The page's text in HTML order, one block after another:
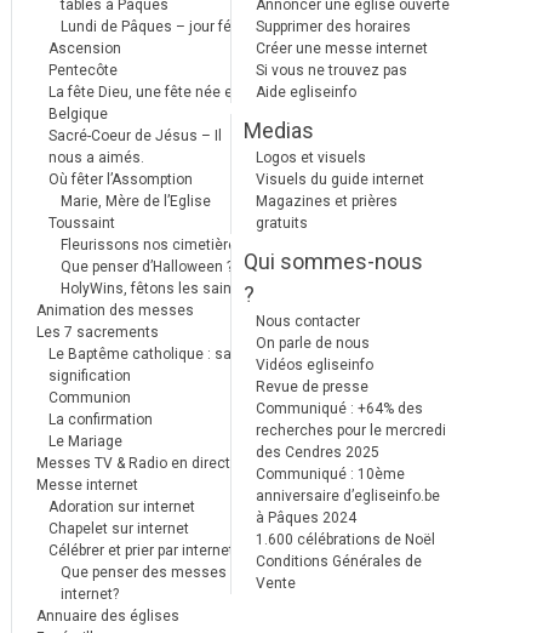
tables à Pâques
Lundi de Pâques – jour férié
Ascension
Pentecôte
La fête Dieu, une fête née en
Belgique
Sacré-Coeur de Jésus – Il
nous a aimés.
Où fêter l’Assomption
Marie, Mère de l’Eglise
Toussaint
Fleurissons nos cimetières
Que penser d’Halloween ?
HolyWins, fêtons les saints !
Animation des messes
Les 7 sacrements
Le Baptême catholique : sa
signification
Communion
La confirmation
Le Mariage
Messes TV & Radio en direct
Messe internet
Adoration sur internet
Chapelet sur internet
Célébrer et prier par internet
Que penser des messes
internet?
Annuaire des églises
Annoncer une église ouverte
Supprimer des horaires
Créer une messe internet
Si vous ne trouvez pas
Aide egliseinfo
Medias
Logos et visuels
Visuels du guide internet
Magazines et prières
gratuits
Qui sommes-nous
?
Nous contacter
On parle de nous
Vidéos egliseinfo
Revue de presse
Communiqué : +64% des
recherches pour le mercredi
des Cendres 2025
Communiqué : 10ème
anniversaire d’egliseinfo.be
à Pâques 2024
1.600 célébrations de Noël
Conditions Générales de
Vente